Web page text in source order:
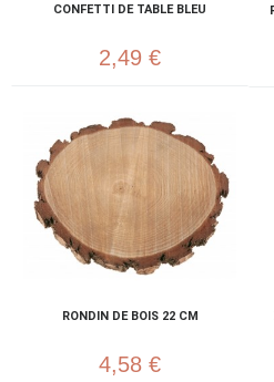
CONFETTI DE TABLE BLEU
2,49 €
RONDIN DE BOIS 22 CM
4,58 €